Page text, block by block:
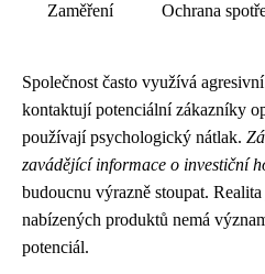
Zaměření Ochrana
Společnost často využívá
kontaktují potenciální zákazníky
používají psychologický nátlak.
zavádějící informace o investiční
budoucnu výrazně stoupat.
nabízených produktů nemá
potenciál.